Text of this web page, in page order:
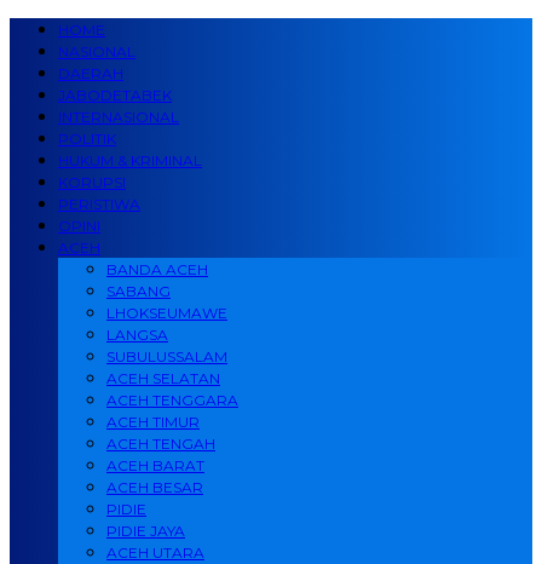
HOME
NASIONAL
DAERAH
JABODETABEK
INTERNASIONAL
POLITIK
HUKUM & KRIMINAL
KORUPSI
PERISTIWA
OPINI
ACEH
BANDA ACEH
SABANG
LHOKSEUMAWE
LANGSA
SUBULUSSALAM
ACEH SELATAN
ACEH TENGGARA
ACEH TIMUR
ACEH TENGAH
ACEH BARAT
ACEH BESAR
PIDIE
PIDIE JAYA
ACEH UTARA